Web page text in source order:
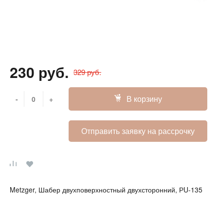
230 руб. 329 руб.
- + В корзину
Отправить заявку на рассрочку
Metzger, Шабер двухповерхностный двухсторонний, РU-135